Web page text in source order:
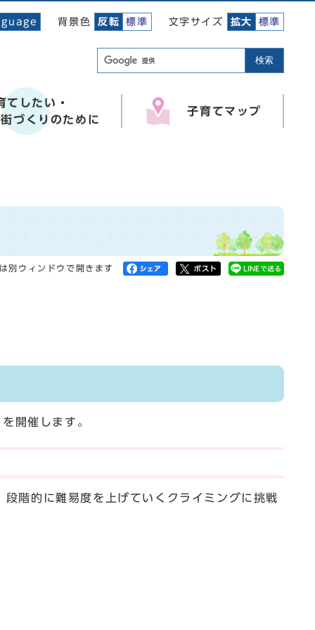
背景色 反転 標準 文字サイズ 拡大 標準
検索
てしたい・
づくりのために
子育てマップ
別ウィンドウで開きます
開催します。
階的に難易度を上げていくクライミングに挑戦